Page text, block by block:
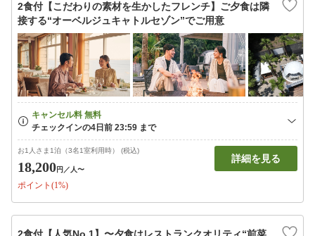
2食付【こだわりの素材を生かしたフレンチ】ご夕食は隣
接する“オーベルジュキャトルセゾン”でご用意
お1人さま1泊（3名1室利用時） (税込)
18,200円 ／人〜
ポイント(1%)
詳細を見る